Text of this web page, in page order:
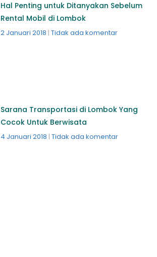
Hal Penting untuk Ditanyakan Sebelum
Rental Mobil di Lombok
2 Januari 2018 Tidak ada komentar
Sarana Transportasi di Lombok Yang
Cocok Untuk Berwisata
4 Januari 2018 Tidak ada komentar